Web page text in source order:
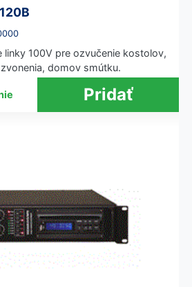
linky 100V pre ozvučenie kostolov,
domov smútku.